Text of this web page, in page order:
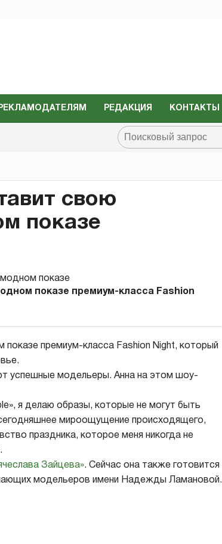
РЕКЛАМОДАТЕЛЯМ РЕДАКЦИЯ КОНТАКТЫ
свою
показе
показе премиум-класса Fashion
показе премиум-класса Fashion Night, который
успешные модельеры. Анна на этом шоу-
я делаю образы, которые не могут быть
мироощущение происходящего,
праздника, которое меня никогда не
Зайцева». Сейчас она также готовится
модельеров имени Надежды Ламановой.